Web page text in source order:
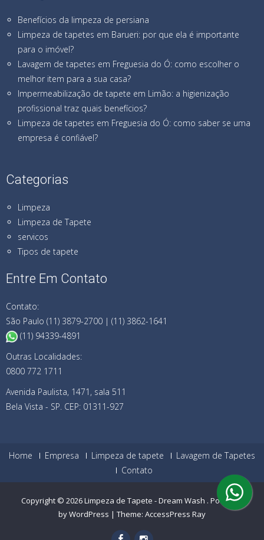
Benefícios da limpeza de persiana
Limpeza de tapetes em Barueri: por que ela é importante
para o imóvel?
Lavagem de tapetes em Freguesia do Ó: como escolher o
melhor item para a sua casa?
Impermeabilização de tapete em Limão: a higienização
profissional traz quais benefícios?
Limpeza de tapetes em Freguesia do Ó: como saber se uma
empresa é confiável?
Categorias
Limpeza
Limpeza de Tapete
servicos
Tipos de tapete
Entre Em Contato
Contato:
São Paulo (11) 3879-2700 | (11) 3862-1641
(11) 94339-4891
Outras Localidades:
0800 772 1711
Avenida Paulista, 1471, sala 511
Bela Vista - SP. CEP: 01311-927
Home Empresa Limpeza de tapete
Lavagem de Tapetes
Contato
Copyright © 2026Limpeza de Tapete - Dream Wash . Powered
by WordPress | Theme: AccessPress Ray